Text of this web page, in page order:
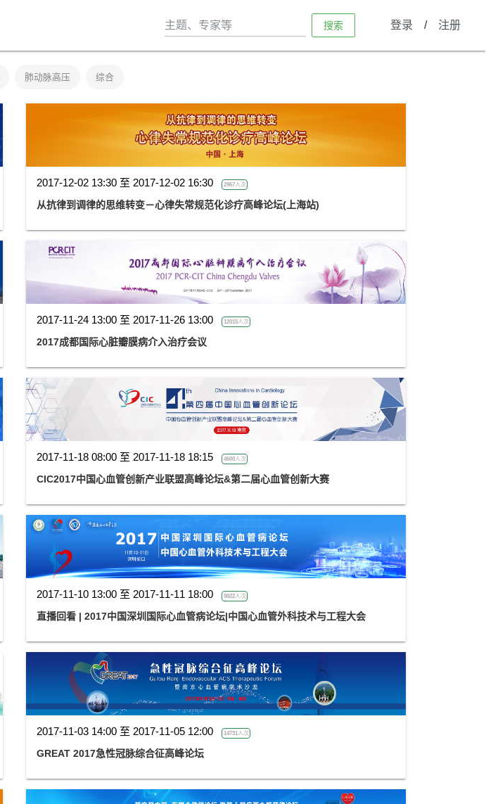
搜索 登录 / 注册
肺动脉高压 综合
2017-12-02 13:30 至 2017-12-02 16:30 2967人次
从抗律到调律的思维转变－心律失常规范化诊疗高峰论坛(上海站)
2017-11-24 13:00 至 2017-11-26 13:00 12015人次
2017成都国际心脏瓣膜病介入治疗会议
2017-11-18 08:00 至 2017-11-18 18:15 4600人次
CIC2017中国心血管创新产业联盟高峰论坛&第二届心血管创新大赛
2017-11-10 13:00 至 2017-11-11 18:00 9022人次
直播回看 | 2017中国深圳国际心血管病论坛|中国心血管外科技术与工程大会
2017-11-03 14:00 至 2017-11-05 12:00 14731人次
GREAT 2017急性冠脉综合征高峰论坛